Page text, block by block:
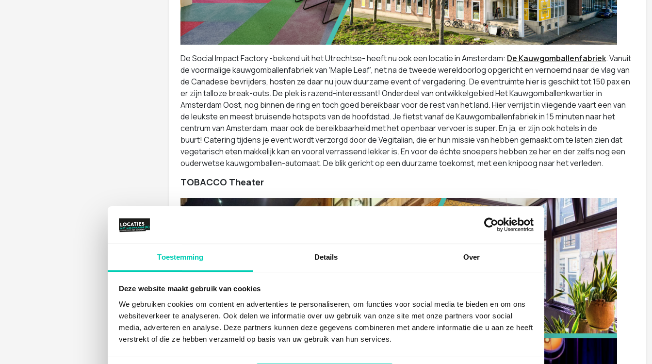
Toestemming Details Over
Deze website maakt gebruik van cookies
We gebruiken cookies om content en advertenties te personaliseren, om functies voor social media te bieden en om ons
websiteverkeer te analyseren. Ook delen we informatie over uw gebruik van onze site met onze partners voor social
media, adverteren en analyse. Deze partners kunnen deze gegevens combineren met andere informatie die u aan ze heeft
verstrekt of die ze hebben verzameld op basis van uw gebruik van hun services.
De Social Impact Factory -bekend uit het Utrechtse- heeft nu ook een locatie in Amsterdam: De Kauwgomballenfabriek. Vanuit
de voormalige kauwgomballenfabriek van ‘Maple Leaf’, net na de tweede wereldoorlog opgericht en vernoemd naar de vlag van
de Canadese bevrijders, hosten ze daar nu jouw duurzame event of vergadering. De eventruimte hier is geschikt tot 150 pax en
er zijn talloze break-outs. De plek is razend-interessant! Onderdeel van ontwikkelgebied Het Kauwgomballenkwartier in
Amsterdam Oost, nog binnen de ring en toch goed bereikbaar voor de rest van het land. Hier verrijst in vliegende vaart een van
de leukste en meest bruisende hotspots van de hoofdstad. Je fietst vanaf de Kauwgomballenfabriek in 15 minuten naar het
centrum van Amsterdam, maar ook de bereikbaarheid met het openbaar vervoer is super. En ja, er zijn ook hotels in de
buurt! Catering tijdens je event wordt verzorgd door de Vegitalian, die er hun missie van hebben gemaakt om te laten zien dat
vegetarisch eten makkelijk kan en vooral verrassend lekker is. En voor de échte snoepers hebben ze her en der zelfs nog een
ouderwetse kauwgomballen-automaat. De blik gericht op een duurzame toekomst, met een knipoog naar het verleden.
TOBACCO Theater